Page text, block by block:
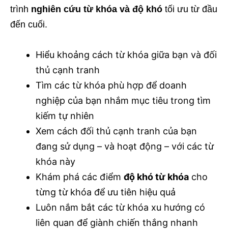
trình nghiên cứu từ khóa và độ khó tối ưu từ đầu
đến cuối.
Hiểu khoảng cách từ khóa giữa bạn và đối
thủ cạnh tranh
Tìm các từ khóa phù hợp để doanh
nghiệp của bạn nhắm mục tiêu trong tìm
kiếm tự nhiên
Xem cách đối thủ cạnh tranh của bạn
đang sử dụng – và hoạt động – với các từ
khóa này
Khám phá các điểm độ khó từ khóa cho
từng từ khóa để ưu tiên hiệu quả
Luôn nắm bắt các từ khóa xu hướng có
liên quan để giành chiến thắng nhanh